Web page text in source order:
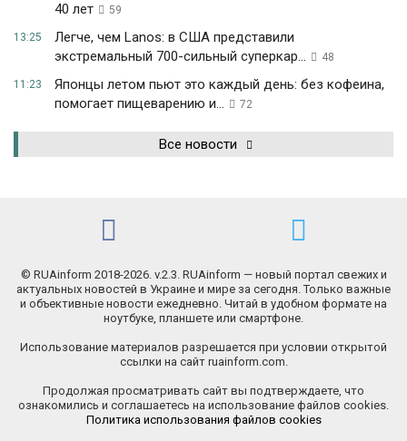
40 лет
59
13:25
Легче, чем Lanos: в США представили
экстремальный 700-сильный суперкар...
48
11:23
Японцы летом пьют это каждый день: без кофеина,
помогает пищеварению и...
72
Все новости
© RUAinform 2018-2026. v.2.3. RUAinform — новый портал свежих и
актуальных новостей в Украине и мире за сегодня. Только важные
и объективные новости ежедневно. Читай в удобном формате на
ноутбуке, планшете или смартфоне.
Использование материалов разрешается при условии открытой
ссылки на сайт ruainform.com.
Продолжая просматривать сайт вы подтверждаете, что
ознакомились и соглашаетесь на использование файлов cookies.
Политика использования файлов cookies